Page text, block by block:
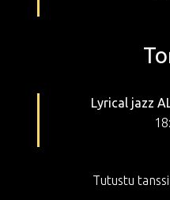
Lyrical jazz
Tutustu